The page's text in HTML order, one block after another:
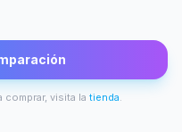
comprar, visita la tienda.